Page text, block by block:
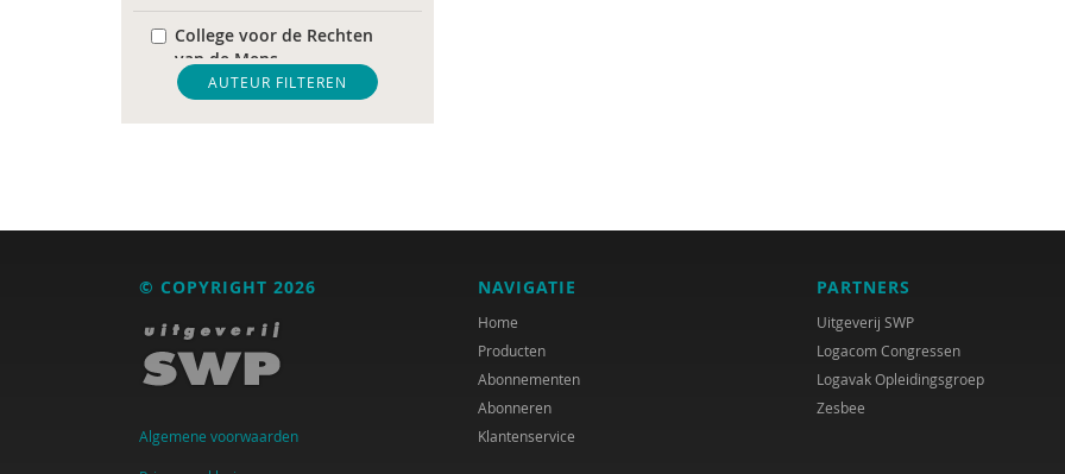
College voor de Rechten
van de Mens
De Raad voor
Volksgezondheid &
DIVOSA
FEMA
Fier
GREVIO
AUTEUR FILTEREN
© COPYRIGHT 2026
Algemene voorwaarden
NAVIGATIE
Home
Producten
Abonnementen
Abonneren
Klantenservice
PARTNERS
Uitgeverij SWP
Logacom Congressen
Logavak Opleidingsgroep
Zesbee